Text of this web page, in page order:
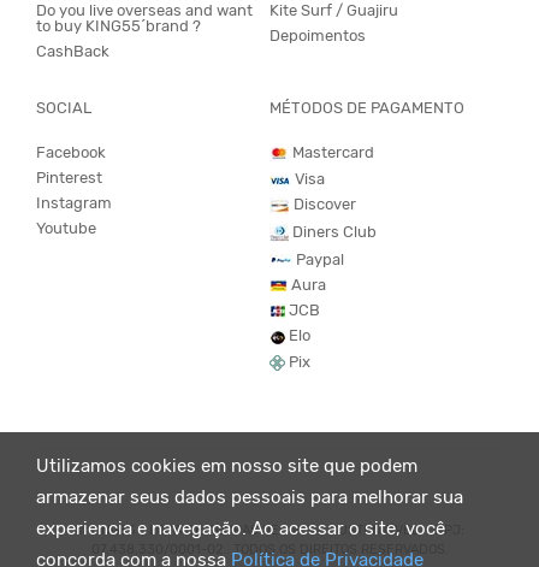
Utilizamos cookies em nosso site que podem
armazenar seus dados pessoais para melhorar sua
experiencia e navegação. Ao acessar o site, você
concorda com a nossa Política de Privacidade
Do you live overseas and want
to buy KING55´brand ?
CashBack
Kite Surf / Guajiru
Depoimentos
SOCIAL
Facebook
Pinterest
Instagram
Youtube
MÉTODOS DE PAGAMENTO
Mastercard
Visa
Discover
Diners Club
Paypal
Aura
JCB
Elo
Pix
© KING55 - LOJA DE ROUPAS VEGANO E SUSTENTÁVEL. CNPJ:
07.438.330/0001-02 . TODOS OS DIREITOS RESERVADOS.